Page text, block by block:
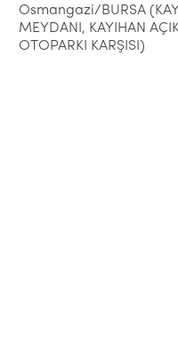
Osmangazi/BURSA
MEYDANI, KAYIHAN
OTOPARKI KARŞISI)